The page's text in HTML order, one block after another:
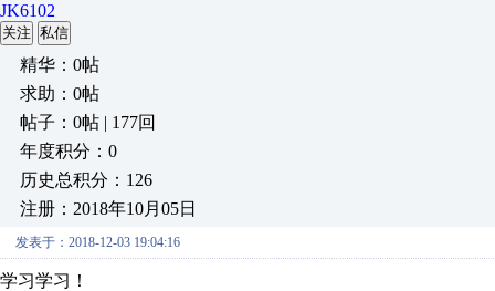
JK6102
关注 私信
精华：0帖
求助：0帖
帖子：0帖 | 177回
年度积分：0
历史总积分：126
注册：2018年10月05日
发表于：2018-12-03 19:04:16
学习学习！